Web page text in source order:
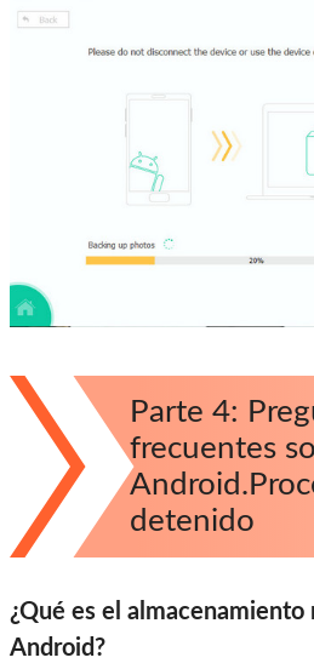
Parte 4:
frecuentes
detenido
¿Qué es el
Android?